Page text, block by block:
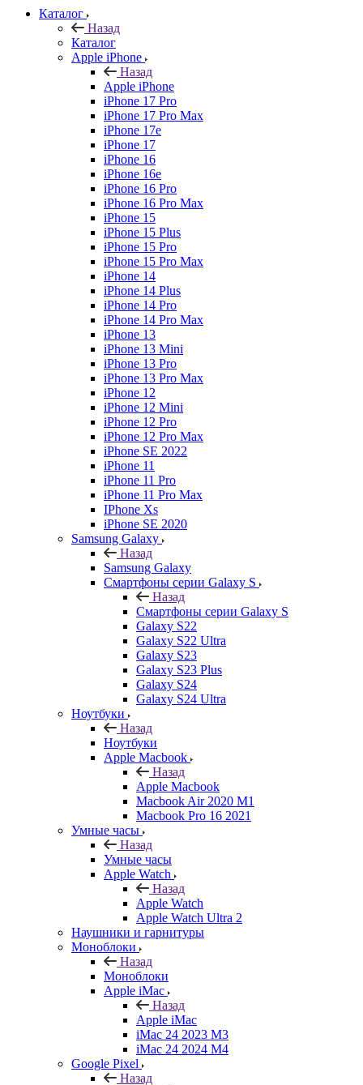
Каталог
Назад
Каталог
Apple iPhone
Назад
Apple iPhone
iPhone 17 Pro
iPhone 17 Pro Max
iPhone 17e
iPhone 17
iPhone 16
iPhone 16e
iPhone 16 Pro
iPhone 16 Pro Max
iPhone 15
iPhone 15 Plus
iPhone 15 Pro
iPhone 15 Pro Max
iPhone 14
iPhone 14 Plus
iPhone 14 Pro
iPhone 14 Pro Max
iPhone 13
iPhone 13 Mini
iPhone 13 Pro
iPhone 13 Pro Max
iPhone 12
iPhone 12 Mini
iPhone 12 Pro
iPhone 12 Pro Max
iPhone SE 2022
iPhone 11
iPhone 11 Pro
iPhone 11 Pro Max
IPhone Xs
iPhone SE 2020
Samsung Galaxy
Назад
Samsung Galaxy
Смартфоны серии Galaxy S
Назад
Смартфоны серии Galaxy S
Galaxy S22
Galaxy S22 Ultra
Galaxy S23
Galaxy S23 Plus
Galaxy S24
Galaxy S24 Ultra
Ноутбуки
Назад
Ноутбуки
Apple Macbook
Назад
Apple Macbook
Macbook Air 2020 M1
Macbook Pro 16 2021
Умные часы
Назад
Умные часы
Apple Watch
Назад
Apple Watch
Apple Watch Ultra 2
Наушники и гарнитуры
Моноблоки
Назад
Моноблоки
Apple iMac
Назад
Apple iMac
iMac 24 2023 M3
iMac 24 2024 M4
Google Pixel
Назад